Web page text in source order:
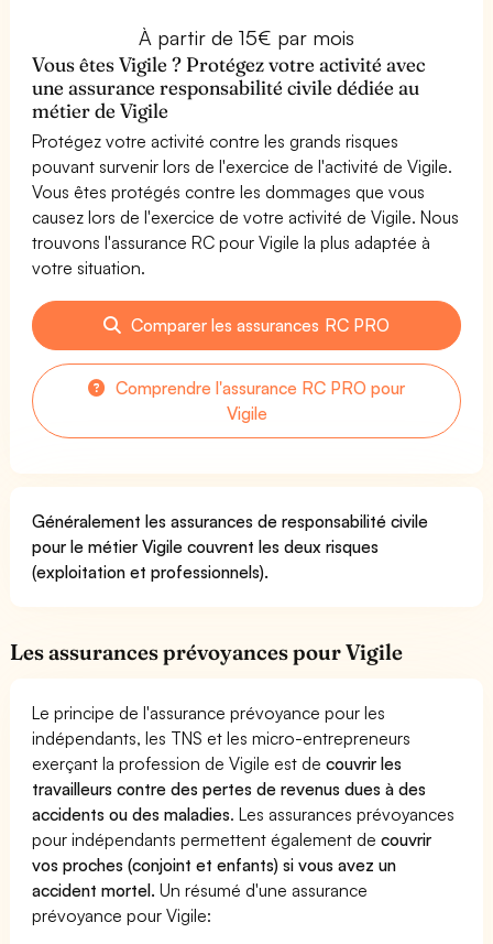
À partir de 15€ par mois
Vous êtes Vigile ? Protégez votre activité avec
une assurance responsabilité civile dédiée au
métier de Vigile
Protégez votre activité contre les grands risques
pouvant survenir lors de l'exercice de l'activité de Vigile.
Vous êtes protégés contre les dommages que vous
causez lors de l'exercice de votre activité de Vigile. Nous
trouvons l'assurance RC pour Vigile la plus adaptée à
votre situation.
Comparer les assurances RC PRO
Comprendre l'assurance RC PRO pour
Vigile
Généralement les assurances de responsabilité civile
pour le métier Vigile couvrent les deux risques
(exploitation et professionnels).
Les assurances prévoyances pour Vigile
Le principe de l'assurance prévoyance pour les
indépendants, les TNS et les micro-entrepreneurs
exerçant la profession de Vigile est decouvrir les
travailleurs contre des pertes de revenus dues à des
accidents ou des maladies. Les assurances prévoyances
pour indépendants permettent également decouvrir
vos proches (conjoint et enfants) si vous avez un
accident mortel. Un résumé d'une assurance
prévoyance pour Vigile: